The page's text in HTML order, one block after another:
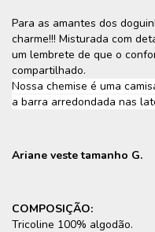
Para as amantes dos
charme!!! Misturada com
um lembrete de que o
compartilhado.
Nossa chemise é uma
a barra arredondada nas
Ariane veste tamanho G.
COMPOSIÇÃO:
Tricoline 100% algodão.